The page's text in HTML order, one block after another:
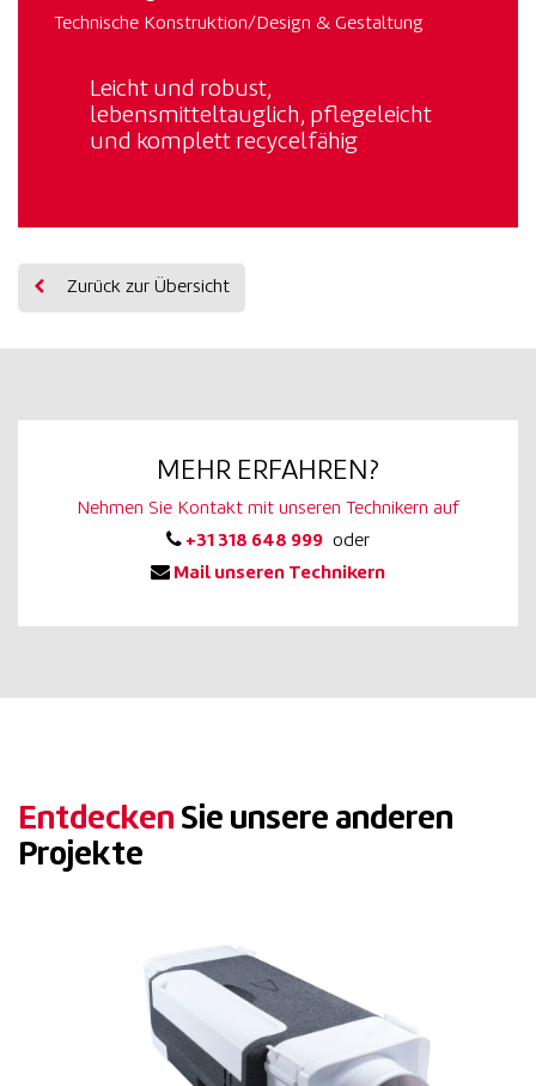
Technische Konstruktion/Design & Gestaltung
Leicht und robust,
lebensmitteltauglich, pflegeleicht
und komplett recycelfähig
Zurück zur Übersicht
MEHR ERFAHREN?
Nehmen Sie Kontakt mit unseren Technikern auf
+31 318 648 999 oder
Mail unseren Technikern
Entdecken Sie unsere anderen
Projekte